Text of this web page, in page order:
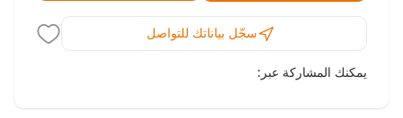
سجّل بياناتك للتواصل
يمكنك المشاركة عبر: